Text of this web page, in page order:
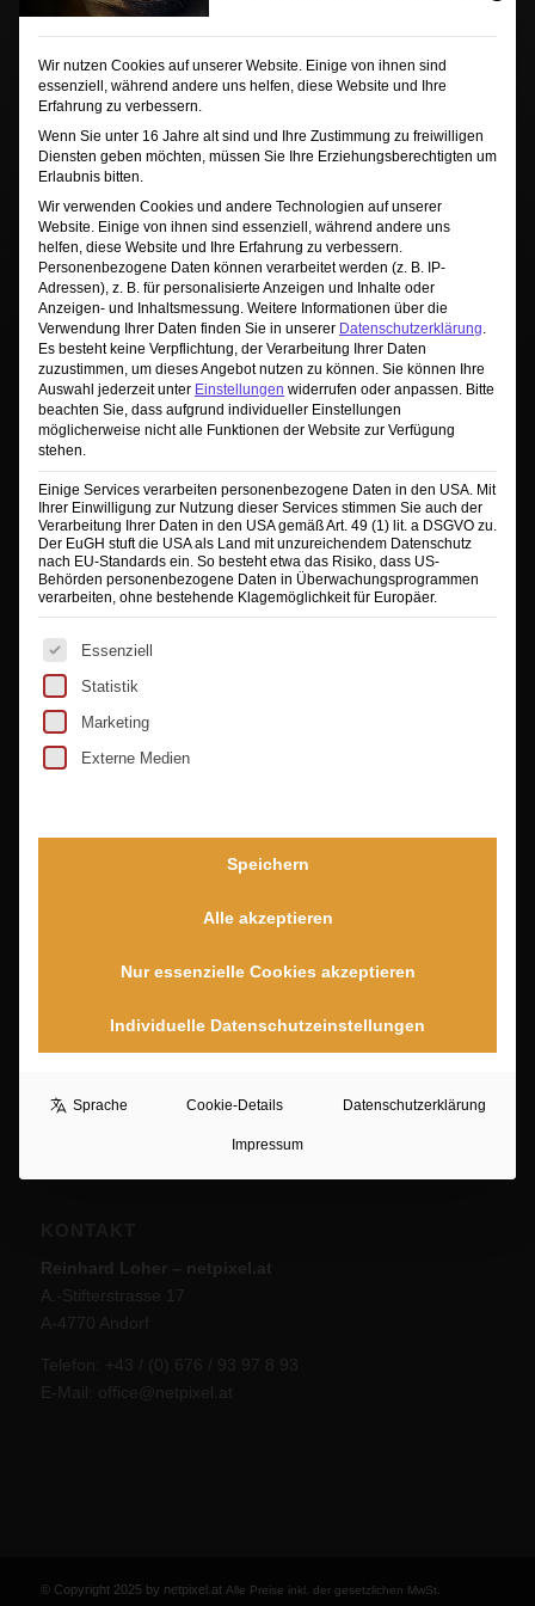
Sie sehen gerade einen Platzhalterinhalt von
TrustIndex
Bitte beachten Sie, dass dabei Daten an Drittanbieter
weitergegeben werden.
Mehr Informationen
Inhalt entsperren
Erforderlichen Service akzeptieren und
Inhalte entsperren
PORTFOLIO
3. April 2023 - 7:44
VERANSTALTUNGEN
Hinweis
Reinhard Loher – netpixel.at
A.-Stifterstrasse 17
A-4770 Andorf
Telefon: +43 / (0) 676 / 93 97 8 93
E-Mail:
office@netpixel.at
© Copyright 2025 by netpixel.at Alle Preise inkl. der gesetzlichen MwSt.
Wir nutzen Cookies auf unserer Website. Einige von ihnen sind
essenziell, während andere uns helfen, diese Website und Ihre
Erfahrung zu verbessern.
Wenn Sie unter 16 Jahre alt sind und Ihre Zustimmung zu freiwilligen
Diensten geben möchten, müssen Sie Ihre Erziehungsberechtigten um
Erlaubnis bitten.
Wir verwenden Cookies und andere Technologien auf unserer
Website. Einige von ihnen sind essenziell, während andere uns
helfen, diese Website und Ihre Erfahrung zu verbessern.
Personenbezogene Daten können verarbeitet werden (z. B. IP-
Adressen), z. B. für personalisierte Anzeigen und Inhalte oder
Anzeigen- und Inhaltsmessung. Weitere Informationen über die
Verwendung Ihrer Daten finden Sie in unserer Datenschutzerklärung.
Es besteht keine Verpflichtung, der Verarbeitung Ihrer Daten
zuzustimmen, um dieses Angebot nutzen zu können. Sie können Ihre
Auswahl jederzeit unter Einstellungen widerrufen oder anpassen. Bitte
beachten Sie, dass aufgrund individueller Einstellungen
möglicherweise nicht alle Funktionen der Website zur Verfügung
stehen.
Einige Services verarbeiten personenbezogene Daten in den USA. Mit
Ihrer Einwilligung zur Nutzung dieser Services stimmen Sie auch der
Verarbeitung Ihrer Daten in den USA gemäß Art. 49 (1) lit. a DSGVO zu.
Der EuGH stuft die USA als Land mit unzureichendem Datenschutz
nach EU-Standards ein. So besteht etwa das Risiko, dass US-
Behörden personenbezogene Daten in Überwachungsprogrammen
verarbeiten, ohne bestehende Klagemöglichkeit für Europäer.
Es folgt eine Liste der Service-Gruppen, für die eine
Essenziell
Statistik
Marketing
Externe Medien
Speichern
Alle akzeptieren
Nur essenzielle Cookies akzeptieren
Individuelle Datenschutzeinstellungen
Sprache Cookie-Details Datenschutzerklärung
Impressum